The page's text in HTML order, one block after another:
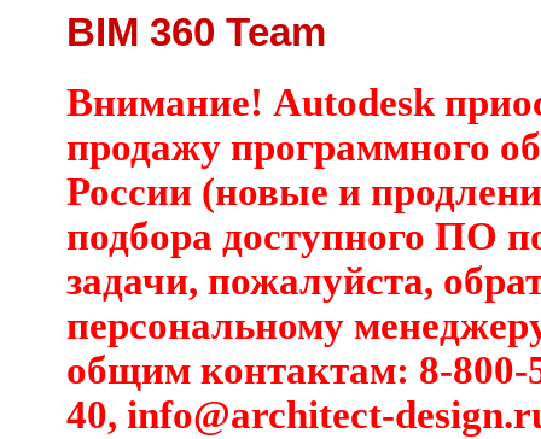
BIM 360 Team
Внимание! Autodesk
продажу программного
России (новые и
подбора доступного ПО
задачи, пожалуйста,
персональному
общим контактам: 8-800-
40, info@architect-